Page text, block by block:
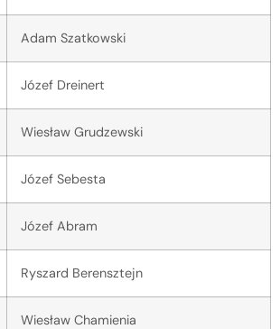
Adam Szatkowski
Józef Dreinert
Wiesław Grudzewski
Józef Sebesta
Józef Abram
Ryszard Berensztejn
Wiesław Chamienia